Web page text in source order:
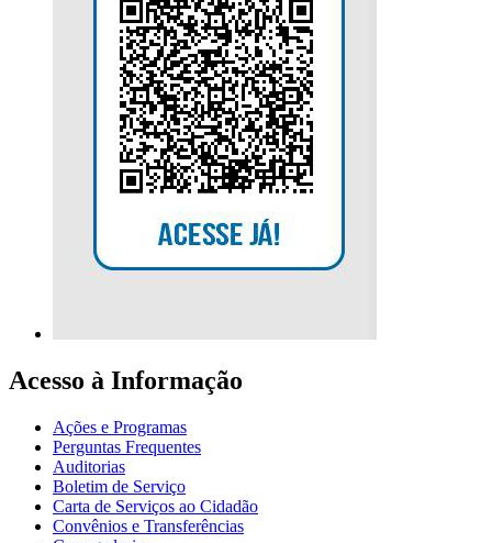
Acesso à Informação
Ações e Programas
Perguntas Frequentes
Auditorias
Boletim de Serviço
Carta de Serviços ao Cidadão
Convênios e Transferências